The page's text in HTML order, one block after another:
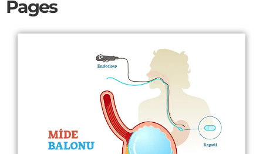
Pages